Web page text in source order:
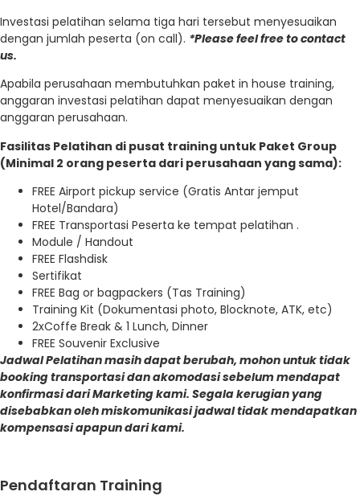
Investasi pelatihan selama tiga hari tersebut menyesuaikan
dengan jumlah peserta (on call). *Please feel free to contact
us.
Apabila perusahaan membutuhkan paket in house training,
anggaran investasi pelatihan dapat menyesuaikan dengan
anggaran perusahaan.
Fasilitas Pelatihan di pusat training untuk Paket Group
(Minimal 2 orang peserta dari perusahaan yang sama):
FREE Airport pickup service (Gratis Antar jemput
Hotel/Bandara)
FREE Transportasi Peserta ke tempat pelatihan .
Module / Handout
FREE Flashdisk
Sertifikat
FREE Bag or bagpackers (Tas Training)
Training Kit (Dokumentasi photo, Blocknote, ATK, etc)
2xCoffe Break & 1 Lunch, Dinner
FREE Souvenir Exclusive
Jadwal Pelatihan masih dapat berubah, mohon untuk tidak
booking transportasi dan akomodasi sebelum mendapat
konfirmasi dari Marketing kami. Segala kerugian yang
disebabkan oleh miskomunikasi jadwal tidak mendapatkan
kompensasi apapun dari kami.
Pendaftaran Training